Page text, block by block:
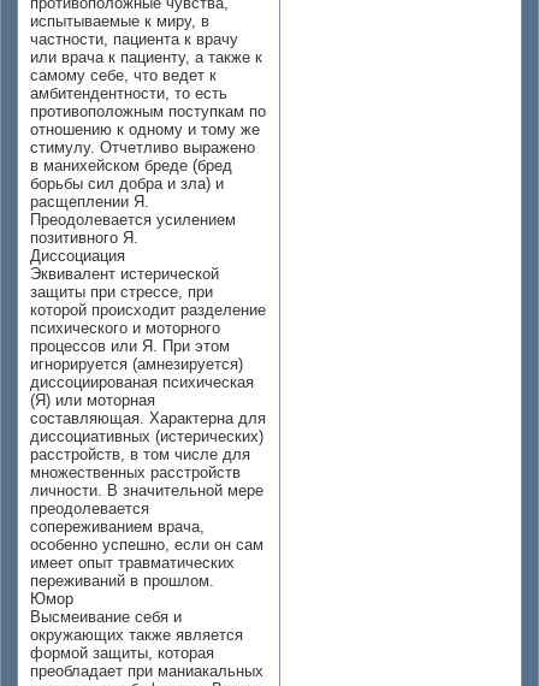
испытываемые к миру, в
частности, пациента к врачу
или врача к пациенту, а также к
самому себе, что ведет к
амбитендентности, то есть
противоположным поступкам по
отношению к одному и тому же
стимулу. Отчетливо выражено
в манихейском бреде (бред
борьбы сил добра и зла) и
расщеплении Я.
Преодолевается усилением
позитивного Я.
Диссоциация
Эквивалент истерической
защиты при стрессе, при
которой происходит разделение
психического и моторного
процессов или Я. При этом
игнорируется (амнезируется)
диссоциированая психическая
(Я) или моторная
составляющая. Характерна для
диссоциативных (истерических)
расстройств, в том числе для
множественных расстройств
личности. В значительной мере
преодолевается
сопереживанием врача,
особенно успешно, если он сам
имеет опыт травматических
переживаний в прошлом.
Юмор
Высмеивание себя и
окружающих также является
формой защиты, которая
преобладает при маниакальных